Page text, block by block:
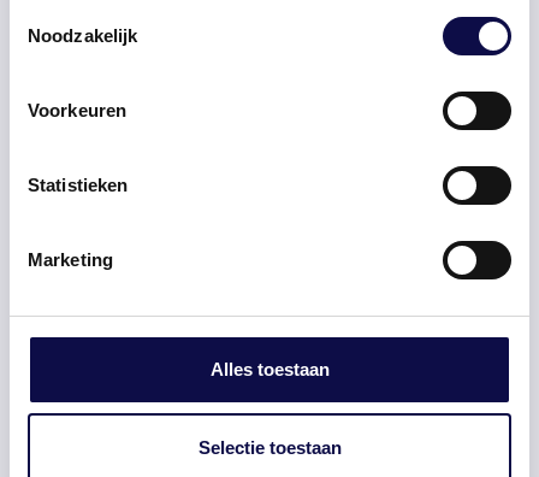
Noodzakelijk
Voorkeuren
Statistieken
Marketing
Alles toestaan
Selectie toestaan
vaste zakenrelaties is het verstandig om
registratie kan worden ingetrokken of
gewijzigd, en een nummer dat vorige maand
geldig was, kan vandaag ongeldig zijn.
Bewaar altijd de verificatiebevestiging als
onderdeel van je transactiedocumentatie.
Voor de frequentie van je eigen btw-aangifte
jaarlijkse btw-schuld onder 15.000 euro. Bij
een hogere schuld geldt maandaangifte. Een